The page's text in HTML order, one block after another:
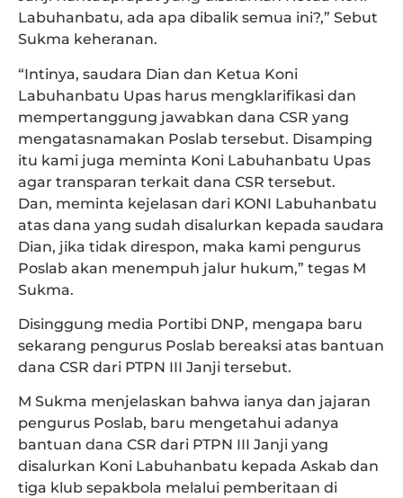
Labuhanbatu, ada apa dibalik semua ini?,” Sebut
Sukma keheranan.
“Intinya, saudara Dian dan Ketua Koni
Labuhanbatu Upas harus mengklarifikasi dan
mempertanggung jawabkan dana CSR yang
mengatasnamakan Poslab tersebut. Disamping
itu kami juga meminta Koni Labuhanbatu Upas
agar transparan terkait dana CSR tersebut.
Dan, meminta kejelasan dari KONI Labuhanbatu
atas dana yang sudah disalurkan kepada saudara
Dian, jika tidak direspon, maka kami pengurus
Poslab akan menempuh jalur hukum,” tegas M
Sukma.
Disinggung media Portibi DNP, mengapa baru
sekarang pengurus Poslab bereaksi atas bantuan
dana CSR dari PTPN III Janji tersebut.
M Sukma menjelaskan bahwa ianya dan jajaran
pengurus Poslab, baru mengetahui adanya
bantuan dana CSR dari PTPN III Janji yang
disalurkan Koni Labuhanbatu kepada Askab dan
tiga klub sepakbola melalui pemberitaan di